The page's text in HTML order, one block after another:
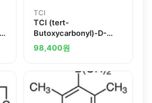
TCI
TCI (tert-
Butoxycarbonyl)-D-
histidine
98,400원